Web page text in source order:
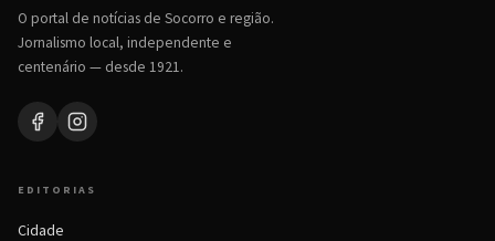
O portal de notícias de Socorro e região.
Jornalismo local, independente e
centenário — desde 1921.
EDITORIAS
Cidade